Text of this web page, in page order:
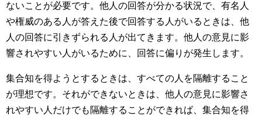
ないことが必要です。他人の回答が分かる状況で、有名人
や権威のある人が答えた後で回答する人がいるときは、他
人の回答に引きずられる人が出てきます。他人の意見に影
響されやすい人がいるために、回答に偏りが発生します。
集合知を得ようとするときは、すべての人を隔離すること
が理想です。それができないときは、他人の意見に影響さ
れやすい人だけでも隔離することができれば、集合知を得